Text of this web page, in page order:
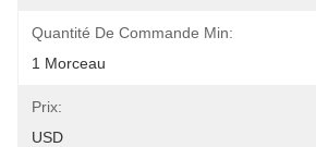
Quantité De Commande Min:
1 Morceau
Prix:
USD